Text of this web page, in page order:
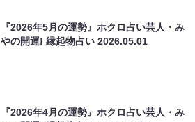
『2026年5月の運勢』ホクロ占い芸人・み
やの開運! 縁起物占い2026.05.01
『2026年4月の運勢』ホクロ占い芸人・み